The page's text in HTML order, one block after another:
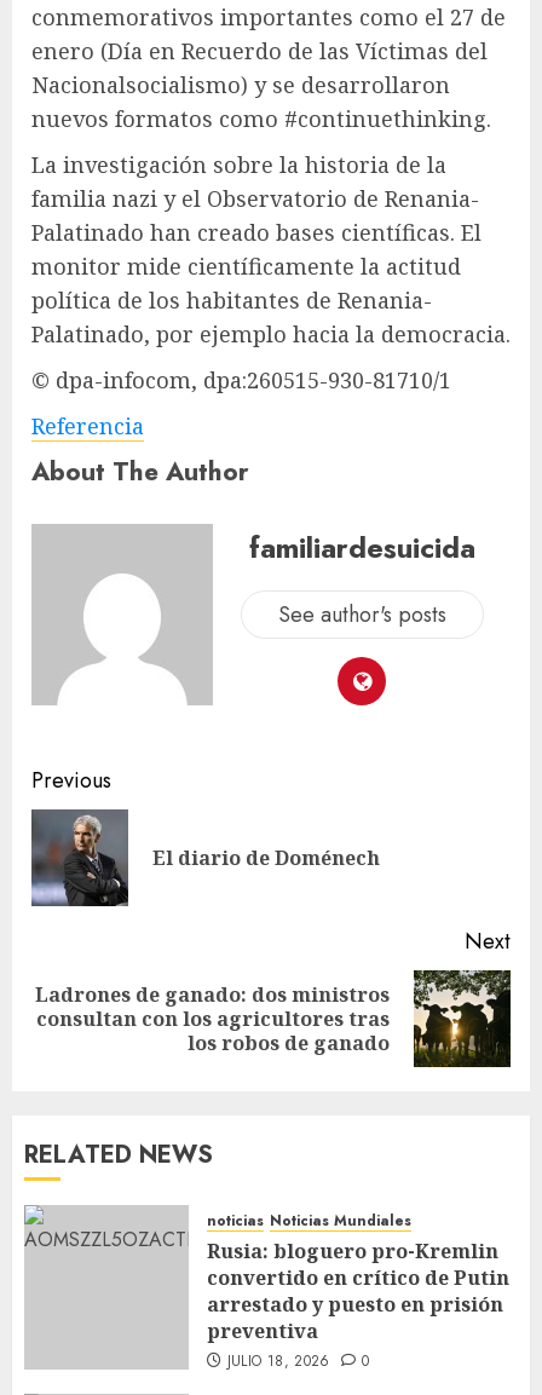
conmemorativos importantes como el 27 de
enero (Día en Recuerdo de las Víctimas del
Nacionalsocialismo) y se desarrollaron
nuevos formatos como #continuethinking.
La investigación sobre la historia de la
familia nazi y el Observatorio de Renania-
Palatinado han creado bases científicas. El
monitor mide científicamente la actitud
política de los habitantes de Renania-
Palatinado, por ejemplo hacia la democracia.
© dpa-infocom, dpa:260515-930-81710/1
Referencia
About The Author
familiardesuicida
See author's posts
Previous
El diario de Doménech
Next
Ladrones de ganado: dos ministros
consultan con los agricultores tras
los robos de ganado
RELATED NEWS
noticias Noticias Mundiales
Rusia: bloguero pro-Kremlin
convertido en crítico de Putin
arrestado y puesto en prisión
preventiva
JULIO 18, 2026 0